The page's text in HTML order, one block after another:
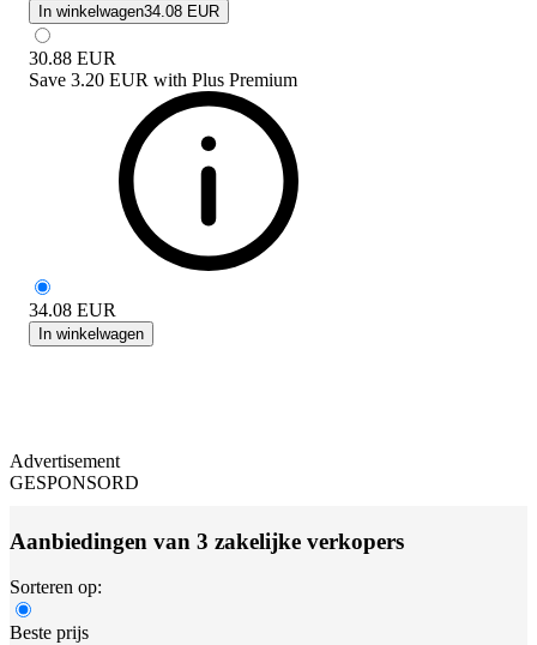
In winkelwagen34.08 EUR
30.88 EUR
Save 3.20 EUR with Plus Premium
34.08 EUR
In winkelwagen
Advertisement
GESPONSORD
Aanbiedingen van 3 zakelijke verkopers
Sorteren op:
Beste prijs